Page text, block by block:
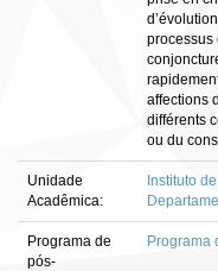
processus
affections
différents
ou du
Unidade
Acadêmica:
Instituto
Programa de
pós-
Programa